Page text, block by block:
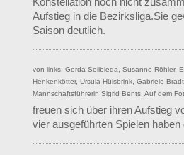
Aufstieg in die Bezirksliga.Sie
Saison deutlich.
von links: Gerda Solibieda, Susanne Röhler,
Henkenkötter, Ursula Hülsbrink, Gabriele
Mannschaftsführerin Sigrid Bents. Auf dem
freuen sich über ihren Aufstieg
vier ausgeführten Spielen